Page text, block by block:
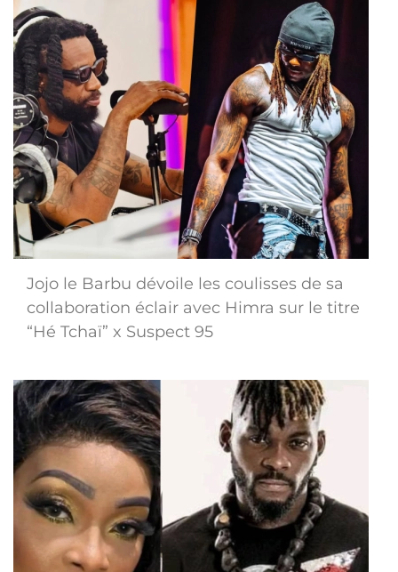
Jojo le Barbu dévoile les coulisses de sa
collaboration éclair avec Himra sur le titre
“Hé Tchaï” x Suspect 95